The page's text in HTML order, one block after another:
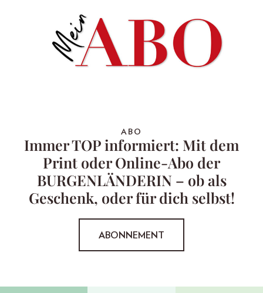
ABO
Immer TOP informiert: Mit dem
Print oder Online-Abo der
BURGENLÄNDERIN – ob als
Geschenk, oder für dich selbst!
ABONNEMENT